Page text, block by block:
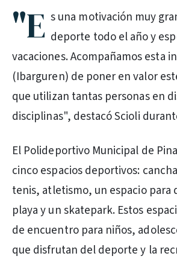
"E s una motivación muy
deporte todo el año y
vacaciones. Acompañamos esta
(Ibarguren) de poner en valor
que utilizan tantas personas en
disciplinas", destacó Scioli
El Polideportivo Municipal de
cinco espacios deportivos:
tenis, atletismo, un espacio para
playa y un skatepark. Estos
de encuentro para niños,
que disfrutan del deporte y la